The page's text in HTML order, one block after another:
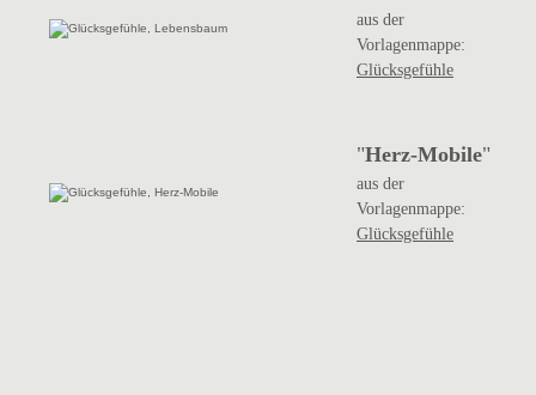
aus der
Vorlagenmappe:
Glücksgefühle
"Herz-Mobile"
aus der
Vorlagenmappe:
Glücksgefühle